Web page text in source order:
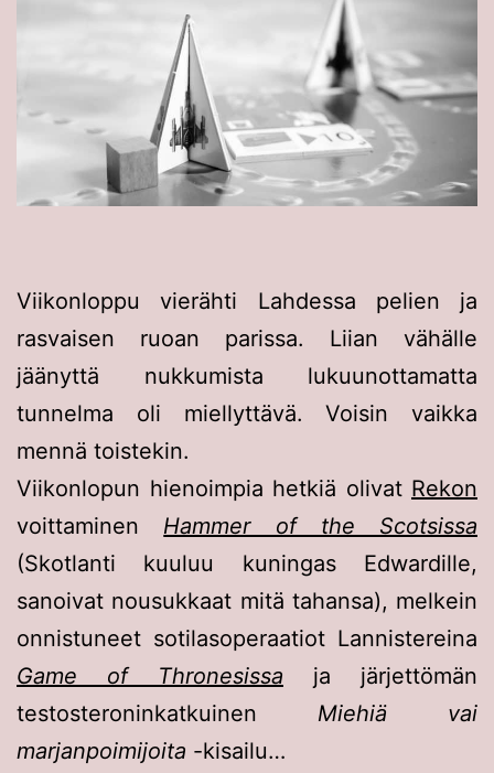
Viikonloppu vierähti Lahdessa pelien ja
rasvaisen ruoan parissa. Liian vähälle
jäänyttä nukkumista lukuunottamatta
tunnelma oli miellyttävä. Voisin vaikka
mennä toistekin.
Viikonlopun hienoimpia hetkiä olivat Rekon
voittaminen Hammer of the Scotsissa
(Skotlanti kuuluu kuningas Edwardille,
sanoivat nousukkaat mitä tahansa), melkein
onnistuneet sotilasoperaatiot Lannistereina
Game of Thronesissa ja järjettömän
testosteroninkatkuinen Miehiä vai
marjanpoimijoita -kisailu…